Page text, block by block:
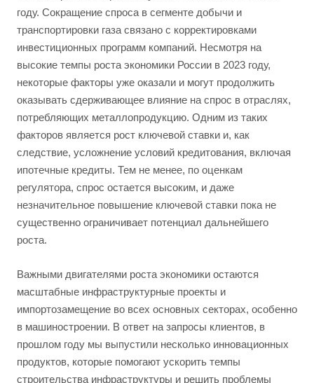
году. Сокращение спроса в сегменте добычи и
транспортировки газа связано с корректировками
инвестиционных программ компаний. Несмотря на
высокие темпы роста экономики России в 2023 году,
некоторые факторы уже оказали и могут продолжить
оказывать сдерживающее влияние на спрос в отраслях,
потребляющих металлопродукцию. Одним из таких
факторов является рост ключевой ставки и, как
следствие, усложнение условий кредитования, включая
ипотечные кредиты. Тем не менее, по оценкам
регулятора, спрос остается высоким, и даже
незначительное повышение ключевой ставки пока не
существенно ограничивает потенциал дальнейшего
роста.
Важными двигателями роста экономики остаются
масштабные инфраструктурные проекты и
импортозамещение во всех основных секторах, особенно
в машиностроении. В ответ на запросы клиентов, в
прошлом году мы выпустили несколько инновационных
продуктов, которые помогают ускорить темпы
строительства инфраструктуры и решить проблемы